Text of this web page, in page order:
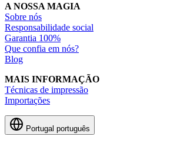
A NOSSA MAGIA
Sobre nós
Responsabilidade social
Garantia 100%
Que confia em nós?
Blog
MAIS INFORMAÇÃO
Técnicas de impressão
Importações
Portugal português